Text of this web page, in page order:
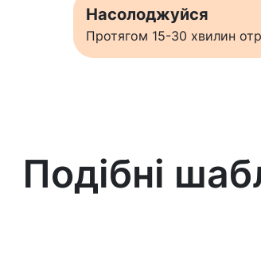
Насолоджуйся
Протягом 15-30 хвилин
Подібні